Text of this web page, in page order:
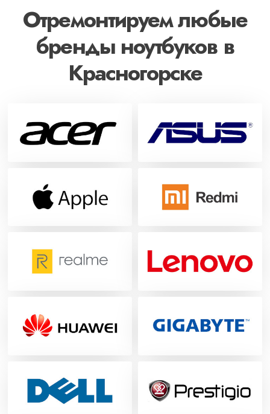
Отремонтируем любые
бренды ноутбуков в
Красногорске